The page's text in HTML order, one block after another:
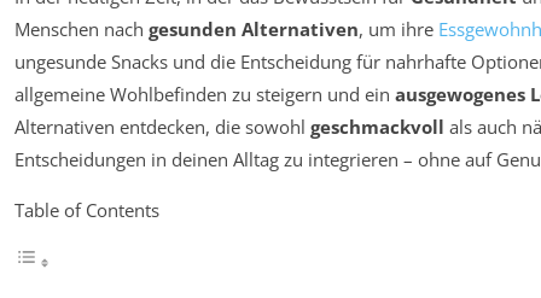
Menschen nach gesunden Alternativen, um ihre
ungesunde Snacks und die Entscheidung für nahrhafte
allgemeine Wohlbefinden zu steigern und ein ausgewogenes
Alternativen entdecken, die sowohl geschmackvoll als auch
Entscheidungen in deinen Alltag zu integrieren – ohne auf
Table of Contents